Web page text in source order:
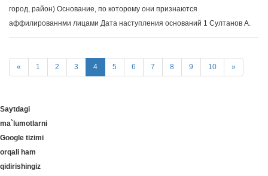
город, район) Основание, по которому они признаются
аффилированнми лицами Дата наступления оснований 1 Султанов А.
« 1 2 3 4 5 6 7 8 9 10 »
Saytdagi
ma`lumotlarni
Google tizimi
orqali ham
qidirishingiz